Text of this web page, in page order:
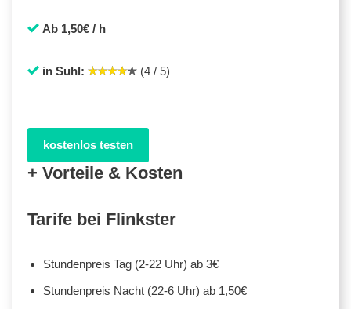
Ab 1,50€ / h
in Suhl: (4 / 5)
kostenlos testen
+ Vorteile & Kosten
Tarife bei Flinkster
Stundenpreis Tag (2-22 Uhr) ab 3€
Stundenpreis Nacht (22-6 Uhr) ab 1,50€